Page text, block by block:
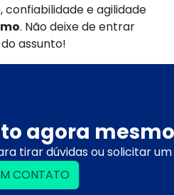
confiabilidade e agilidade
. Não deixe de entrar
assunto!
agora
tirar dúvidas ou solicitar
CONTATO